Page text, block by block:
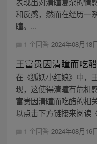
和反感，然而在经历一
瞳。...
1 个回答 2024年08月18
王富贵因清瞳而吃醋
在《狐妖小红娘》中，
现，这使得清瞳有危机
富贵因清瞳而吃醋的相
以点击下方链接来阅读
1 个回答 2024年08月16